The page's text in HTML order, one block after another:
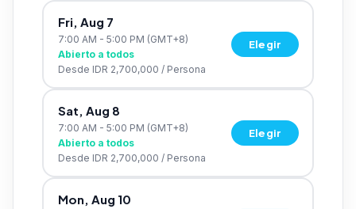
Fri, Aug 7
7:00 AM - 5:00 PM (GMT+8)
Abierto a todos
Desde IDR 2,700,000 / Persona
Elegir
Sat, Aug 8
7:00 AM - 5:00 PM (GMT+8)
Abierto a todos
Desde IDR 2,700,000 / Persona
Elegir
Mon, Aug 10